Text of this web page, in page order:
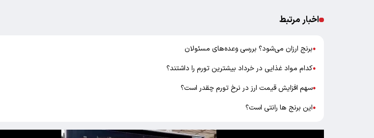
اخبار مرتبط
●برنج ارزان می‌شود؟ بررسی وعده‌های مسئولان
●کدام مواد غذایی در خرداد بیشترین تورم را داشتند؟
●سهم افزایش قیمت ارز در نرخ تورم چقدر است؟
●این برنج ها رانتی است؟